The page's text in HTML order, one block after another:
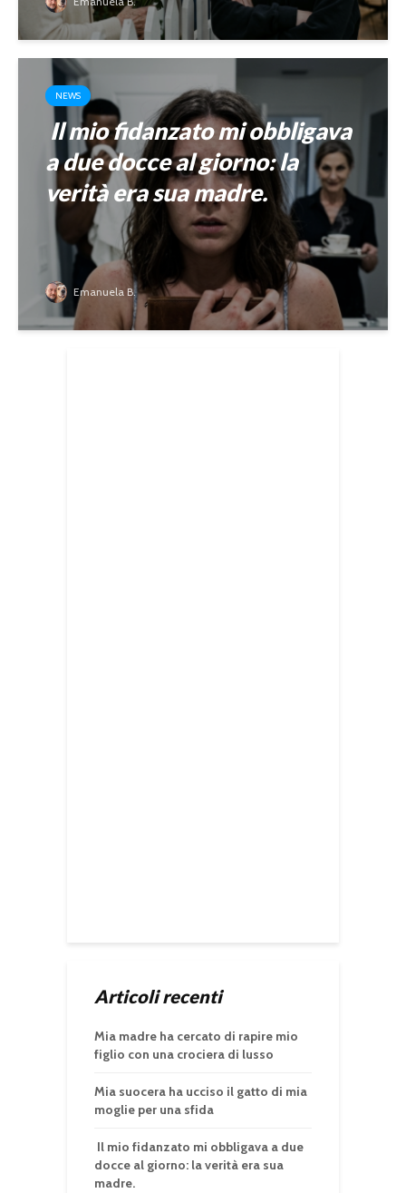
NEWS
Il mio fidanzato mi obbligava
a due docce al giorno: la
verità era sua madre.
Emanuela B.
Articoli recenti
Mia madre ha cercato di rapire mio
figlio con una crociera di lusso
Mia suocera ha ucciso il gatto di mia
moglie per una sfida
Il mio fidanzato mi obbligava a due
docce al giorno: la verità era sua
madre.